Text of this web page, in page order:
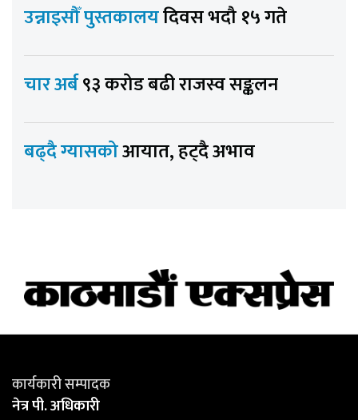
उन्नाइसौँ पुस्तकालयदिवस भदौ १५ गते
चार अर्ब९३ करोड बढी राजस्व सङ्कलन
बढ्दै ग्यासकोआयात, हट्दै अभाव
कार्यकारी सम्पादक
नेत्र पी. अधिकारी